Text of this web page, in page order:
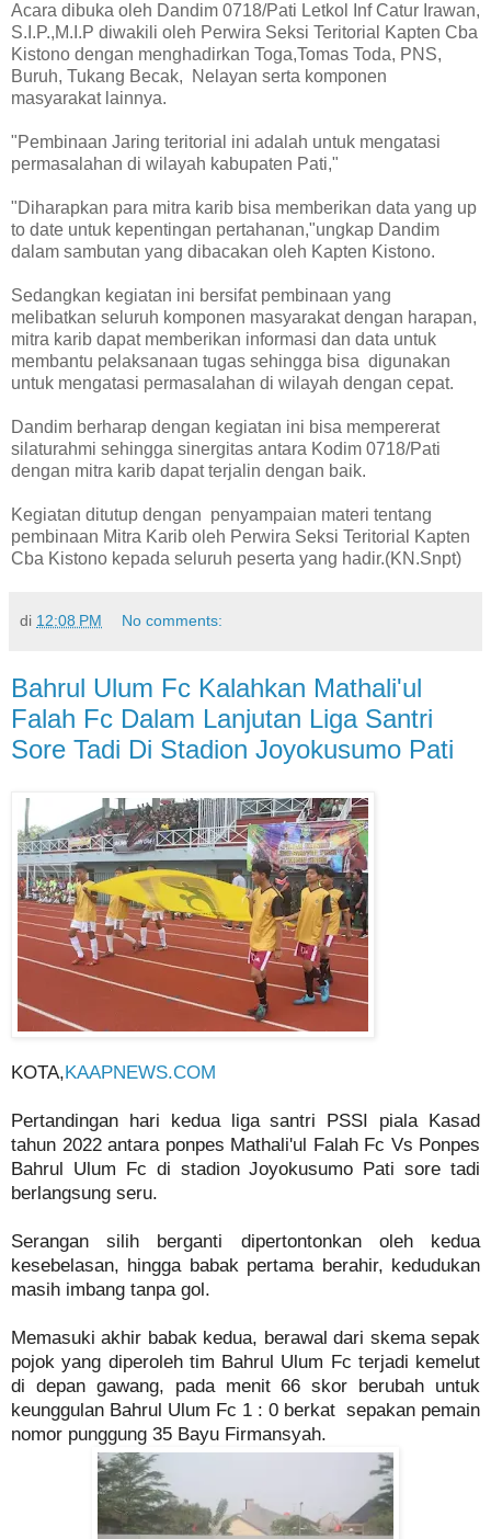
Acara dibuka oleh Dandim 0718/Pati Letkol Inf Catur Irawan,
S.I.P.,M.I.P diwakili oleh Perwira Seksi Teritorial Kapten Cba
Kistono dengan menghadirkan Toga,Tomas Toda, PNS,
Buruh, Tukang Becak, Nelayan serta komponen
masyarakat lainnya.
"Pembinaan Jaring teritorial ini adalah untuk mengatasi
permasalahan di wilayah kabupaten Pati,"
"Diharapkan para mitra karib bisa memberikan data yang up
to date untuk kepentingan pertahanan,"ungkap Dandim
dalam sambutan yang dibacakan oleh Kapten Kistono.
Sedangkan kegiatan ini bersifat pembinaan yang
melibatkan seluruh komponen masyarakat dengan harapan,
mitra karib dapat memberikan informasi dan data untuk
membantu pelaksanaan tugas sehingga bisa digunakan
untuk mengatasi permasalahan di wilayah dengan cepat.
Dandim berharap dengan kegiatan ini bisa mempererat
silaturahmi sehingga sinergitas antara Kodim 0718/Pati
dengan mitra karib dapat terjalin dengan baik.
Kegiatan ditutup dengan penyampaian materi tentang
pembinaan Mitra Karib oleh Perwira Seksi Teritorial Kapten
Cba Kistono kepada seluruh peserta yang hadir.(KN.Snpt)
di 12:08 PM No comments:
Bahrul Ulum Fc Kalahkan Mathali'ul
Falah Fc Dalam Lanjutan Liga Santri
Sore Tadi Di Stadion Joyokusumo Pati
KOTA,KAAPNEWS.COM
Pertandingan hari kedua liga santri PSSI piala Kasad
tahun 2022 antara ponpes Mathali'ul Falah Fc Vs Ponpes
Bahrul Ulum Fc di stadion Joyokusumo Pati sore tadi
berlangsung seru.
Serangan silih berganti dipertontonkan oleh kedua
kesebelasan, hingga babak pertama berahir, kedudukan
masih imbang tanpa gol.
Memasuki akhir babak kedua, berawal dari skema sepak
pojok yang diperoleh tim Bahrul Ulum Fc terjadi kemelut
di depan gawang, pada menit 66 skor berubah untuk
keunggulan Bahrul Ulum Fc 1 : 0 berkat sepakan pemain
nomor punggung 35 Bayu Firmansyah.